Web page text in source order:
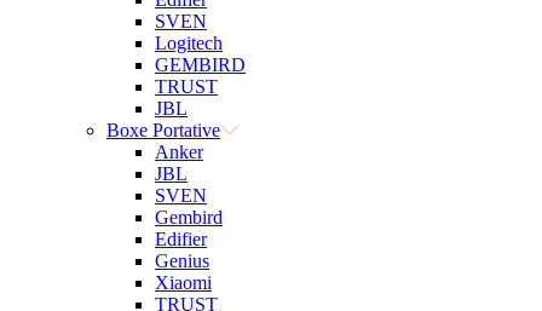
SVEN
Logitech
GEMBIRD
TRUST
JBL
Boxe Portative
Anker
JBL
SVEN
Gembird
Edifier
Genius
Xiaomi
TRUST